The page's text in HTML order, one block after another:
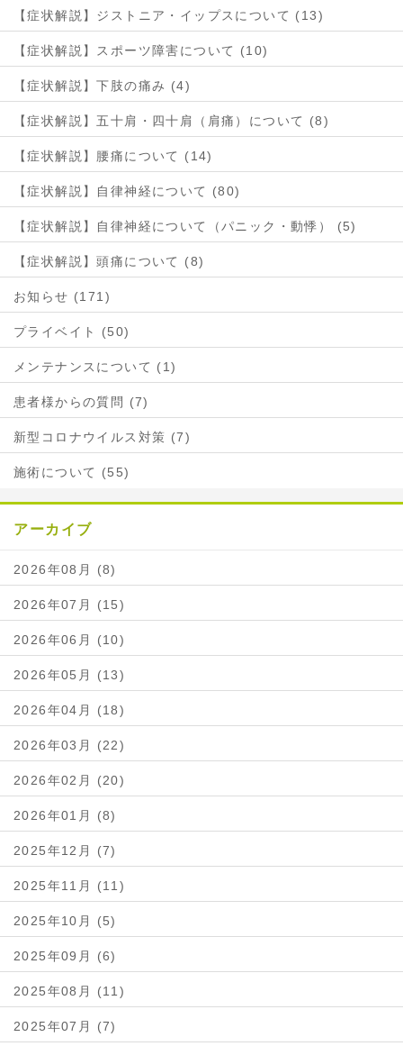
【症状解説】ジストニア・イップスについて (13)
【症状解説】スポーツ障害について (10)
【症状解説】下肢の痛み (4)
【症状解説】五十肩・四十肩（肩痛）について (8)
【症状解説】腰痛について (14)
【症状解説】自律神経について (80)
【症状解説】自律神経について（パニック・動悸） (5)
【症状解説】頭痛について (8)
お知らせ (171)
プライベイト (50)
メンテナンスについて (1)
患者様からの質問 (7)
新型コロナウイルス対策 (7)
施術について (55)
アーカイブ
2026年08月 (8)
2026年07月 (15)
2026年06月 (10)
2026年05月 (13)
2026年04月 (18)
2026年03月 (22)
2026年02月 (20)
2026年01月 (8)
2025年12月 (7)
2025年11月 (11)
2025年10月 (5)
2025年09月 (6)
2025年08月 (11)
2025年07月 (7)